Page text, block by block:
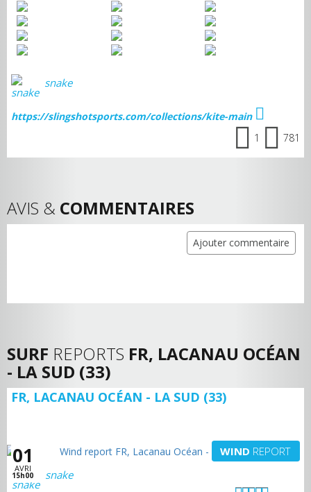
snake
https://slingshotsports.com/collections/kite-main
1
781
AVIS & COMMENTAIRES
Ajouter commentaire
SURF REPORTS FR, LACANAU OCÉAN
- LA SUD (33)
FR, LACANAU OCÉAN - LA SUD (33)
01
AVRI
15h00
WIND REPORT
snake